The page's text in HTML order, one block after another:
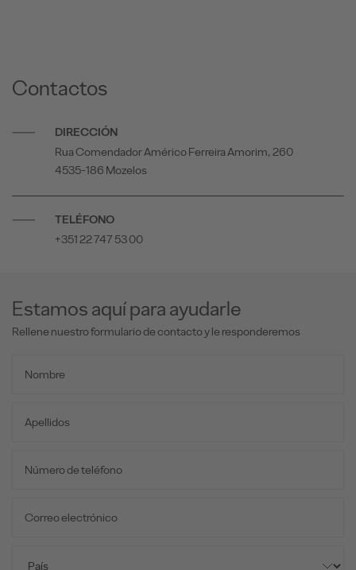
Contactos
DIRECCIÓN
Rua Comendador Américo Ferreira Amorim, 260
4535-186 Mozelos
TELÉFONO
+351 22 747 53 00
Estamos aquí para ayudarle
Rellene nuestro formulario de contacto y le responderemos